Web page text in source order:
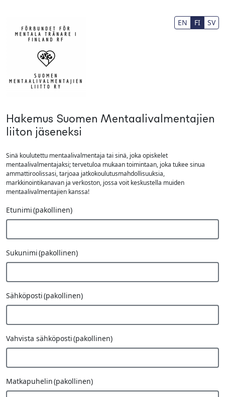
EN FI SV
Hakemus Suomen Mentaalivalmentajien
liiton jäseneksi
Sinä koulutettu mentaalivalmentaja tai sinä, joka opiskelet
mentaalivalmentajaksi; tervetuloa mukaan toimintaan, joka tukee sinua
ammattiroolissasi, tarjoaa jatkokoulutusmahdollisuuksia,
markkinointikanavan ja verkoston, jossa voit keskustella muiden
mentaalivalmentajien kanssa!
Etunimi(pakollinen)
Sukunimi(pakollinen)
Sähköposti(pakollinen)
Vahvista sähköposti(pakollinen)
Matkapuhelin(pakollinen)